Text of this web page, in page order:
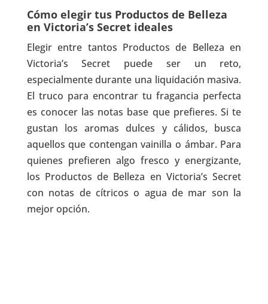
Cómo elegir tus Productos de Belleza
en Victoria’s Secret ideales
Elegir entre tantos Productos de Belleza en
Victoria’s Secret puede ser un reto,
especialmente durante una liquidación masiva.
El truco para encontrar tu fragancia perfecta
es conocer las notas base que prefieres. Si te
gustan los aromas dulces y cálidos, busca
aquellos que contengan vainilla o ámbar. Para
quienes prefieren algo fresco y energizante,
los Productos de Belleza en Victoria’s Secret
con notas de cítricos o agua de mar son la
mejor opción.